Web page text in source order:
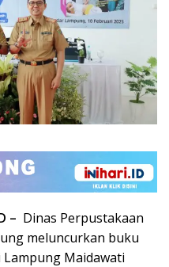
– Dinas Perpustakaan
meluncurkan buku
Maidawati